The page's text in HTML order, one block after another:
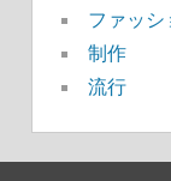
ファッシ
制作
流行